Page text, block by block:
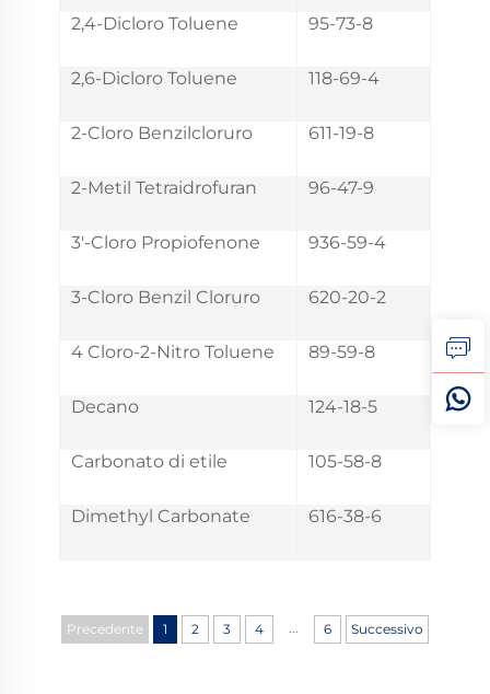
2,4-Dicloro Toluene 95-73-8
2,6-Dicloro Toluene 118-69-4
2-Cloro Benzilcloruro 611-19-8
2-Metil Tetraidrofuran 96-47-9
3'-Cloro Propiofenone 936-59-4
3-Cloro Benzil Cloruro 620-20-2
4 Cloro-2-Nitro Toluene 89-59-8
Decano 124-18-5
Carbonato di etile 105-58-8
Dimethyl Carbonate 616-38-6
Precedente 1 2 3 4 ... 6 Successivo